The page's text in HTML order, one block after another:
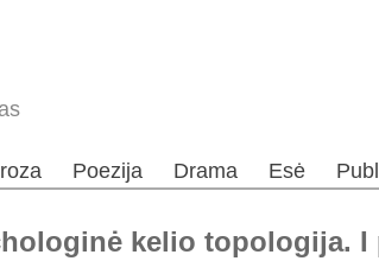
Poezija Drama Esė
kelio topologija. I